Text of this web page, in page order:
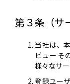
第３条（サ
当社は、
ビューそ
様々なサ
登録ユー